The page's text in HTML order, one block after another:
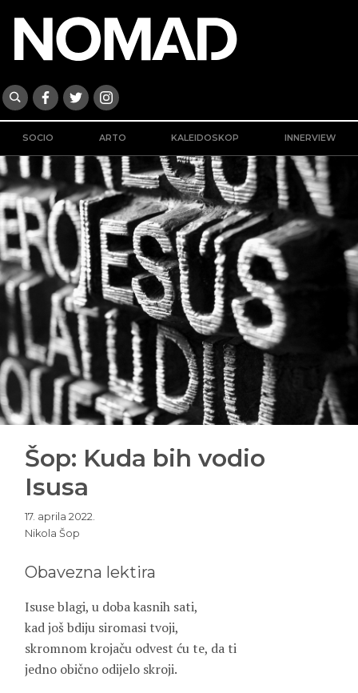
SOCIO ARTO KALEIDOSKOP INNERVIEW
Šop: Kuda bih vodio
Isusa
17. aprila 2022.
Nikola Šop
Obavezna lektira
Isuse blagi, u doba kasnih sati,
kad još bdiju siromasi tvoji,
skromnom krojaču odvest ću te, da ti
jedno obično odijelo skroji.